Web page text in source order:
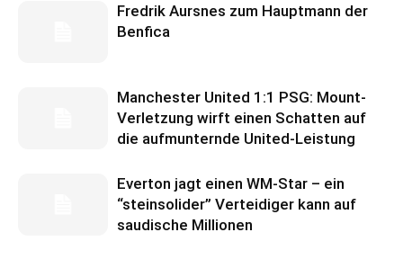
Fredrik Aursnes zum Hauptmann der
Benfica
Manchester United 1:1 PSG: Mount-
Verletzung wirft einen Schatten auf
die aufmunternde United-Leistung
Everton jagt einen WM-Star – ein
“steinsolider” Verteidiger kann auf
saudische Millionen